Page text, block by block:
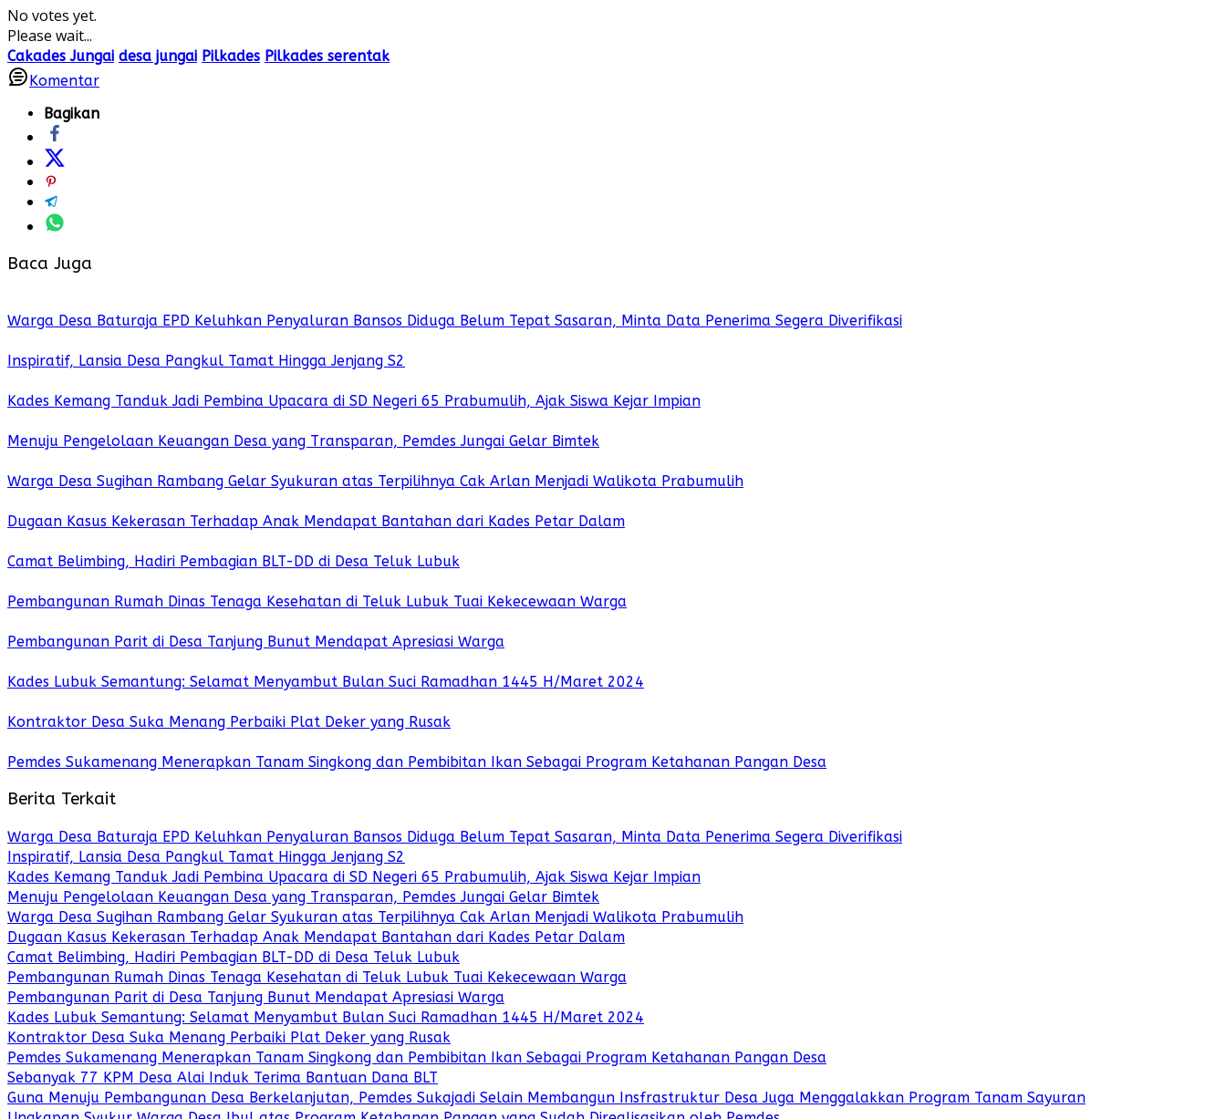
No votes yet.
Please wait...
Cakades Jungai desa jungai Pilkades Pilkades serentak
Komentar
Bagikan
Baca Juga
Warga Desa Baturaja EPD Keluhkan Penyaluran Bansos Diduga Belum Tepat Sasaran, Minta Data Penerima Segera Diverifikasi
Inspiratif, Lansia Desa Pangkul Tamat Hingga Jenjang S2
Kades Kemang Tanduk Jadi Pembina Upacara di SD Negeri 65 Prabumulih, Ajak Siswa Kejar Impian
Menuju Pengelolaan Keuangan Desa yang Transparan, Pemdes Jungai Gelar Bimtek
Warga Desa Sugihan Rambang Gelar Syukuran atas Terpilihnya Cak Arlan Menjadi Walikota Prabumulih
Dugaan Kasus Kekerasan Terhadap Anak Mendapat Bantahan dari Kades Petar Dalam
Camat Belimbing, Hadiri Pembagian BLT-DD di Desa Teluk Lubuk
Pembangunan Rumah Dinas Tenaga Kesehatan di Teluk Lubuk Tuai Kekecewaan Warga
Pembangunan Parit di Desa Tanjung Bunut Mendapat Apresiasi Warga
Kades Lubuk Semantung: Selamat Menyambut Bulan Suci Ramadhan 1445 H/Maret 2024
Kontraktor Desa Suka Menang Perbaiki Plat Deker yang Rusak
Pemdes Sukamenang Menerapkan Tanam Singkong dan Pembibitan Ikan Sebagai Program Ketahanan Pangan Desa
Berita Terkait
Warga Desa Baturaja EPD Keluhkan Penyaluran Bansos Diduga Belum Tepat Sasaran, Minta Data Penerima Segera Diverifikasi
Inspiratif, Lansia Desa Pangkul Tamat Hingga Jenjang S2
Kades Kemang Tanduk Jadi Pembina Upacara di SD Negeri 65 Prabumulih, Ajak Siswa Kejar Impian
Menuju Pengelolaan Keuangan Desa yang Transparan, Pemdes Jungai Gelar Bimtek
Warga Desa Sugihan Rambang Gelar Syukuran atas Terpilihnya Cak Arlan Menjadi Walikota Prabumulih
Dugaan Kasus Kekerasan Terhadap Anak Mendapat Bantahan dari Kades Petar Dalam
Camat Belimbing, Hadiri Pembagian BLT-DD di Desa Teluk Lubuk
Pembangunan Rumah Dinas Tenaga Kesehatan di Teluk Lubuk Tuai Kekecewaan Warga
Pembangunan Parit di Desa Tanjung Bunut Mendapat Apresiasi Warga
Kades Lubuk Semantung: Selamat Menyambut Bulan Suci Ramadhan 1445 H/Maret 2024
Kontraktor Desa Suka Menang Perbaiki Plat Deker yang Rusak
Pemdes Sukamenang Menerapkan Tanam Singkong dan Pembibitan Ikan Sebagai Program Ketahanan Pangan Desa
Sebanyak 77 KPM Desa Alai Induk Terima Bantuan Dana BLT
Guna Menuju Pembangunan Desa Berkelanjutan, Pemdes Sukajadi Selain Membangun Insfrastruktur Desa Juga Menggalakkan Program Tanam Sayuran